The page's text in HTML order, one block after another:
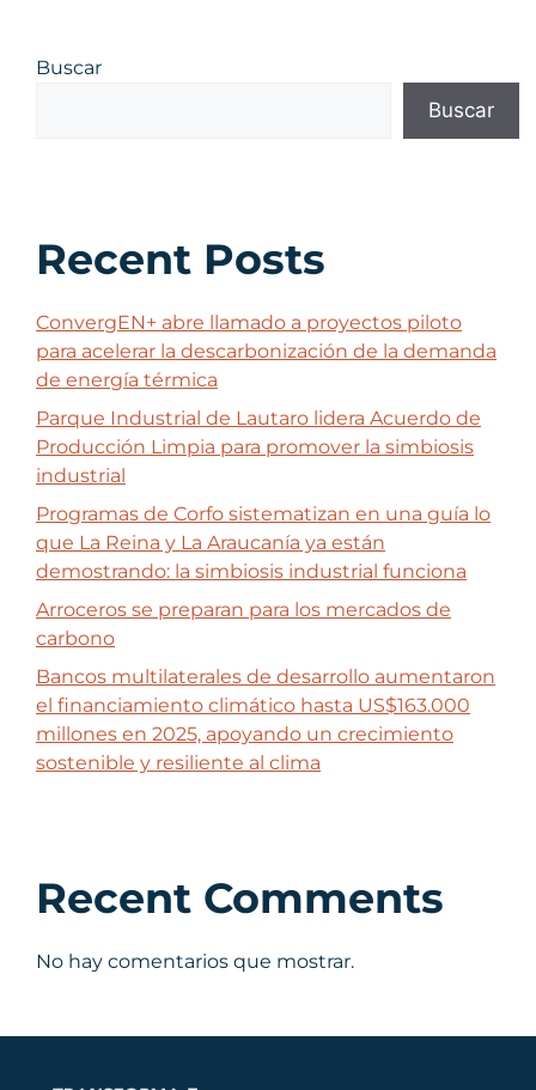
Buscar
Buscar
Recent Posts
ConvergEN+ abre llamado a proyectos piloto
para acelerar la descarbonización de la demanda
de energía térmica
Parque Industrial de Lautaro lidera Acuerdo de
Producción Limpia para promover la simbiosis
industrial
Programas de Corfo sistematizan en una guía lo
que La Reina y La Araucanía ya están
demostrando: la simbiosis industrial funciona
Arroceros se preparan para los mercados de
carbono
Bancos multilaterales de desarrollo aumentaron
el financiamiento climático hasta US$163.000
millones en 2025, apoyando un crecimiento
sostenible y resiliente al clima
Recent Comments
No hay comentarios que mostrar.